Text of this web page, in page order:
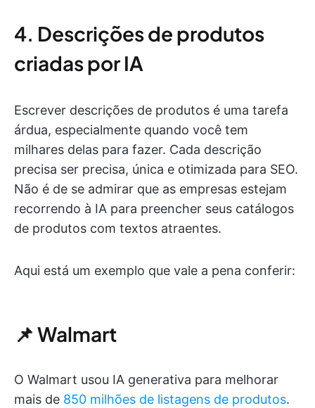
4. Descrições de produtos
criadas por IA
Escrever descrições de produtos é uma tarefa
árdua, especialmente quando você tem
milhares delas para fazer. Cada descrição
precisa ser precisa, única e otimizada para SEO.
Não é de se admirar que as empresas estejam
recorrendo à IA para preencher seus catálogos
de produtos com textos atraentes.
Aqui está um exemplo que vale a pena conferir:
📌 Walmart
O Walmart usou IA generativa para melhorar
mais de 850 milhões de listagens de produtos.